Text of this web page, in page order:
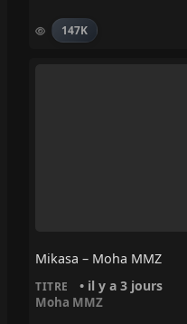
147K
Mikasa – Moha MMZ
TITRE • il y a 3 jours
Moha MMZ